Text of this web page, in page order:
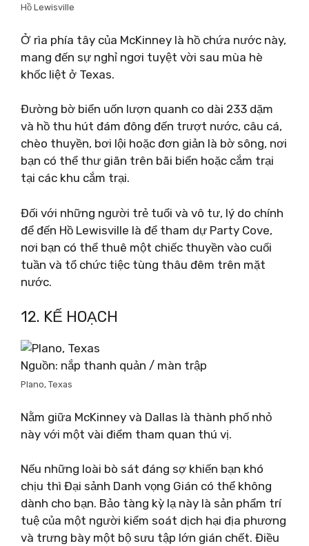
Hồ Lewisville
Ở rìa phía tây của McKinney là hồ chứa nước này,
mang đến sự nghỉ ngơi tuyệt vời sau mùa hè
khốc liệt ở Texas.
Đường bờ biển uốn lượn quanh co dài 233 dặm
và hồ thu hút đám đông đến trượt nước, câu cá,
chèo thuyền, bơi lội hoặc đơn giản là bờ sông, nơi
bạn có thể thư giãn trên bãi biển hoặc cắm trại
tại các khu cắm trại.
Đối với những người trẻ tuổi và vô tư, lý do chính
để đến Hồ Lewisville là để tham dự Party Cove,
nơi bạn có thể thuê một chiếc thuyền vào cuối
tuần và tổ chức tiệc tùng thâu đêm trên mặt
nước.
12. KẾ HOẠCH
Nguồn: nắp thanh quản / màn trập
Plano, Texas
Nằm giữa McKinney và Dallas là thành phố nhỏ
này với một vài điểm tham quan thú vị.
Nếu những loài bò sát đáng sợ khiến bạn khó
chịu thì Đại sảnh Danh vọng Gián có thể không
dành cho bạn. Bảo tàng kỳ lạ này là sản phẩm trí
tuệ của một người kiểm soát dịch hại địa phương
và trưng bày một bộ sưu tập lớn gián chết. Điều